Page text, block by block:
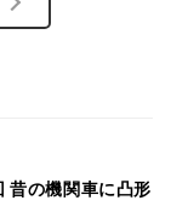
昔の機関車に凸形